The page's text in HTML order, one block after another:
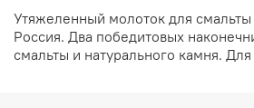
Утяжеленный молоток для смальты
Россия. Два победитовых
смальты и натурального камня.